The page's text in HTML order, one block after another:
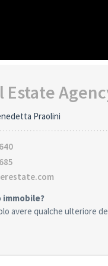
Praolini
avere qualche ulteriore